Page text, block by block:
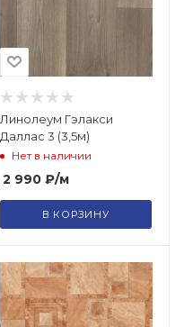
Линолеум Гэлакси
Даллас 3 (3,5м)
Нет в наличии
2 990₽/м
В КОРЗИНУ